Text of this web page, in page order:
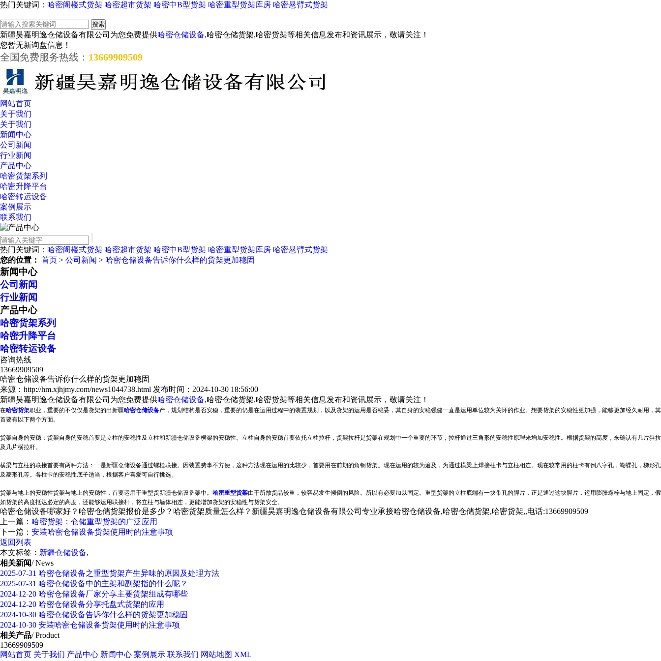
热门关键词： 哈密阁楼式货架 哈密超市货架 哈密中B型货架 哈密重型货架库房 哈密悬臂式货架
新疆昊嘉明逸仓储设备有限公司为您免费提供哈密仓储设备,哈密仓储货架,哈密货架等相关信息发布和资讯展示，敬请关注！
您暂无新询盘信息！
全国免费服务热线： 13669909509
网站首页
关于我们
关于我们
新闻中心
公司新闻
行业新闻
产品中心
哈密货架系列
哈密升降平台
哈密转运设备
案例展示
联系我们
热门关键词： 哈密阁楼式货架 哈密超市货架 哈密中B型货架 哈密重型货架库房 哈密悬臂式货架
您的位置： 首页 > 公司新闻 > 哈密仓储设备告诉你什么样的货架更加稳固
新闻中心
公司新闻
行业新闻
产品中心
哈密货架系列
哈密升降平台
哈密转运设备
咨询热线
13669909509
哈密仓储设备告诉你什么样的货架更加稳固
来源：http://hm.xjhjmy.com/news1044738.html 发布时间：2024-10-30 18:56:00
新疆昊嘉明逸仓储设备有限公司为您免费提供哈密仓储设备,哈密仓储货架,哈密货架等相关信息发布和资讯展示，敬请关注！
在哈密货架职业，重要的不仅仅是货架的出新疆哈密仓储设备产，规划结构是否安稳，重要的仍是在运用过程中的装置规划，以及货架的运用是否稳妥，其自身的安稳强健一直是运用单位较为关怀的作业。想要货架的安稳性更加强，能够更加经久耐用，其
首要有以下两个方面。
货架自身的安稳：货架自身的安稳首要是立柱的安稳性及立柱和新疆仓储设备横梁的安稳性。立柱自身的安稳首要依托立柱拉杆，货架拉杆是货架在规划中一个重要的环节，拉杆通过三角形的安稳性原理来增加安稳性。根据货架的高度，来确认有几片斜拉
及几片横拉杆。
横梁与立柱的联接首要有两种方法：一是新疆仓储设备通过螺栓联接。因装置费事不方便，这种方法现在运用的比较少，首要用在前期的角钢货架。现在运用的较为遍及，为通过横梁上焊接柱卡与立柱相连。现在较常用的柱卡有倒八字孔，蝴蝶孔，梯形孔
及菱形孔等。各柱卡的安稳性底子适当，根据客户喜爱可自行挑选。
货架与地上的安稳性货架与地上的安稳性，首要运用于重型货新疆仓储设备架中。 哈密重型货架由于所放货品较重，较容易发生倾倒的风险。所以有必要加以固定。重型货架的立柱底端有一块带孔的脚片，正是通过这块脚片，运用膨胀螺栓与地上固定，假
如货架的高度抵达必定的高度，还能够运用联接杆，将立柱与墙体相连，更能增加货架的安稳性与货架安全。
哈密仓储设备哪家好？哈密仓储货架报价是多少？哈密货架质量怎么样？新疆昊嘉明逸仓储设备有限公司专业承接哈密仓储设备,哈密仓储货架,哈密货架,,电话:13669909509
上一篇： 哈密货架：仓储重型货架的广泛应用
下一篇： 安装哈密仓储设备货架使用时的注意事项
返回列表
本文标签： 新疆仓储设备,
相关新闻/ News
2025-07-31 哈密仓储设备之重型货架产生异味的原因及处理方法
2025-07-31 哈密仓储设备中的主架和副架指的什么呢？
2024-12-20 哈密仓储设备厂家分享主要货架组成有哪些
2024-12-20 哈密仓储设备分享托盘式货架的应用
2024-10-30 哈密仓储设备告诉你什么样的货架更加稳固
2024-10-30 安装哈密仓储设备货架使用时的注意事项
相关产品/ Product
13669909509
网站首页 关于我们 产品中心 新闻中心 案例展示 联系我们 网站地图 XML